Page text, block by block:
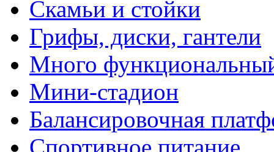
Скамьи и стойки
Грифы, диски, гантели
Много
Мини-стадион
Балансировочная